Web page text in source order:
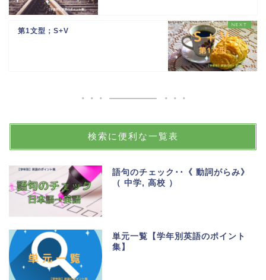
第1文型；S+V
検索に便利な一覧表
語句のチェック･･《 動詞がらみ》
（ 中学, 高校 ）
単元一覧【学年別英語のポイント
集】